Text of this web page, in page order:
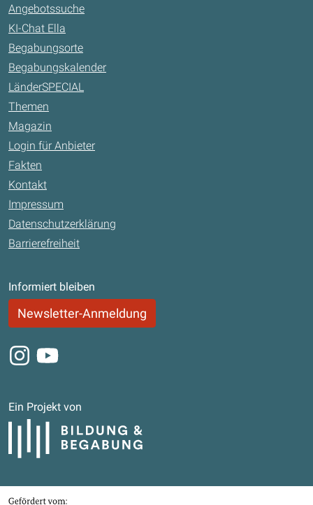
Angebotssuche
KI-Chat Ella
Begabungsorte
Begabungskalender
LänderSPECIAL
Themen
Magazin
Login für Anbieter
Fakten
Kontakt
Impressum
Datenschutzerklärung
Barrierefreiheit
Informiert bleiben
Newsletter-Anmeldung
Instagram
Youtube
Ein Projekt von
Bildung und Begabung